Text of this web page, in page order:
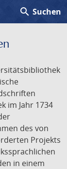
search Suchen
im Jahr 1734
des von
Projekts
in einem